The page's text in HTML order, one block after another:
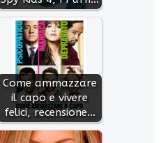
Come ammazzare
il capo e vivere
felici, recensione…